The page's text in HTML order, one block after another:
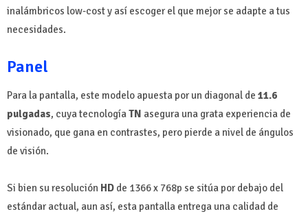
inalámbricos low-cost y así escoger el que mejor se adapte a tus
necesidades.
Panel
Para la pantalla, este modelo apuesta por un diagonal de 11.6
pulgadas, cuya tecnologíaTN asegura una grata experiencia de
visionado, que gana en contrastes, pero pierde a nivel de ángulos
de visión.
Si bien su resolución HD de 1366 x 768p se sitúa por debajo del
estándar actual, aun así, esta pantalla entrega una calidad de